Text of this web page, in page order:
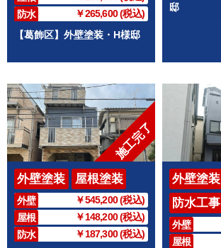
防水
￥265,600 (税込)
【葛飾区】外壁塗装・H様邸
邸
施工完了
外壁塗装 屋根塗装
外壁
￥545,200 (税込)
屋根
￥148,200 (税込)
防水
￥187,300 (税込)
外壁塗装
防水工事
外壁
屋根